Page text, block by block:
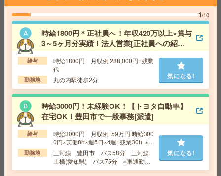
給与即払いOK！高時給！日勤のお仕事！入出荷ピッキン
グ[派遣]
給 与 時給1450円 【月収例】220000円以上
交通費 交通費支給有り
勤務地 中村公園駅～徒歩9分
気になる!
【在宅OK×残業なし】1650円＊落ち着いた環境での事務
サポ[派遣]
給 与 時給1650円
交通費 交通費支給
勤務地 愛知県 名古屋市中村区 「近鉄名古屋駅」 徒
歩 5分,「名鉄名古屋駅」 徒歩 5分
気になる!
1/10
時給1800円＊正社員へ！年収420万以上×賞与
3～5ヶ月分実績！法人営業[正社員への紹介
予定派遣]
給与
時給1800円 月収例 288,000円+残業
代
勤務地 丸の内駅徒歩2分 気になる!
時給3000円！未経験OK！【トヨタ自動車】
在宅OK！豊田市で一般事務[派遣]
給与
時給3000円 月収例 59万円 時給300
0円×実働8h×週5日×4週+残業30h ※月
収例を保証するものではありません。
勤務地
三河線 豊田市 バス58分 三河線
土橋(愛知県) バス75分 ※車通勤可
能
気になる!